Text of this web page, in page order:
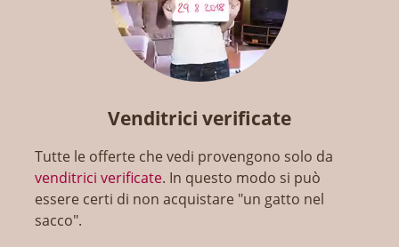
Venditrici verificate
Tutte le offerte che vedi provengono solo da
venditrici verificate. In questo modo si può
essere certi di non acquistare "un gatto nel
sacco".